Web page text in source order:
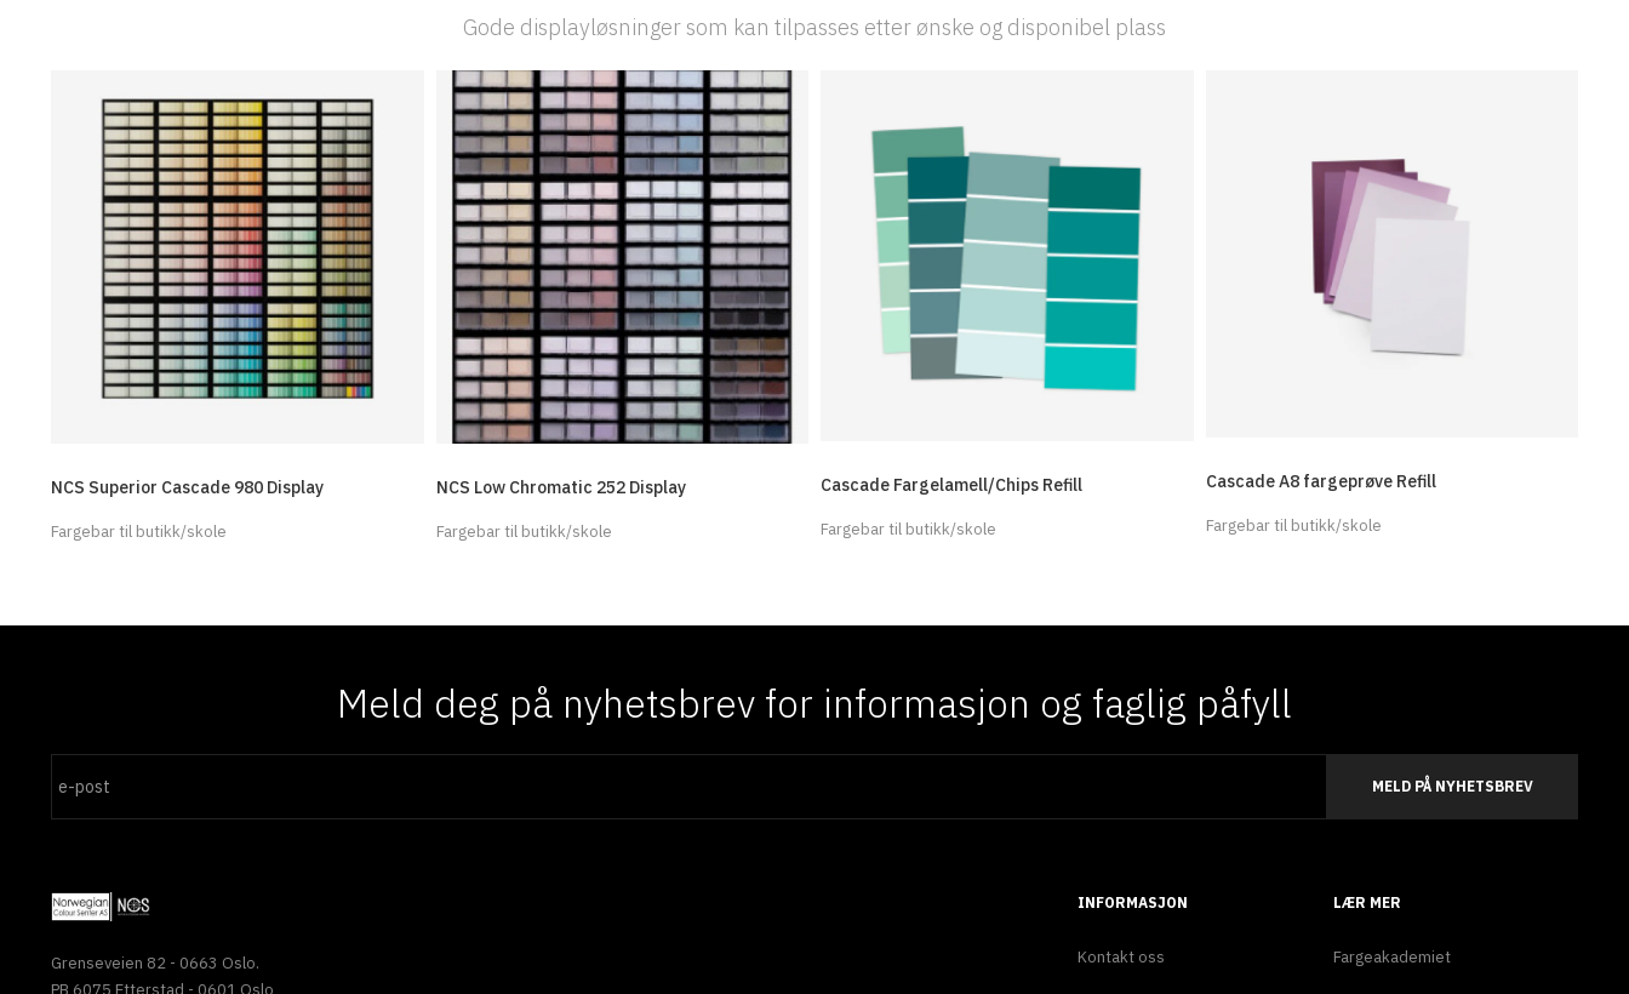
Gode displayløsninger som kan tilpasses etter ønske og disponibel plass
NCS Superior Cascade 980 Display
Fargebar til butikk/skole
NCS Low Chromatic 252 Display
Fargebar til butikk/skole
Cascade Fargelamell/Chips Refill
Fargebar til butikk/skole
Cascade A8 fargeprøve Refill
Fargebar til butikk/skole
Meld deg på nyhetsbrev for informasjon og faglig påfyll
MELD PÅ NYHETSBREV
Grenseveien 82 - 0663 Oslo.
PB 6075 Etterstad - 0601 Oslo
INFORMASJON
Kontakt oss
LÆR MER
Fargeakademiet